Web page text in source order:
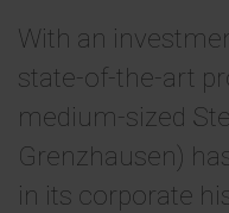
With an
state-of-the-art
medium-sized
Grenzhausen)
in its corporate